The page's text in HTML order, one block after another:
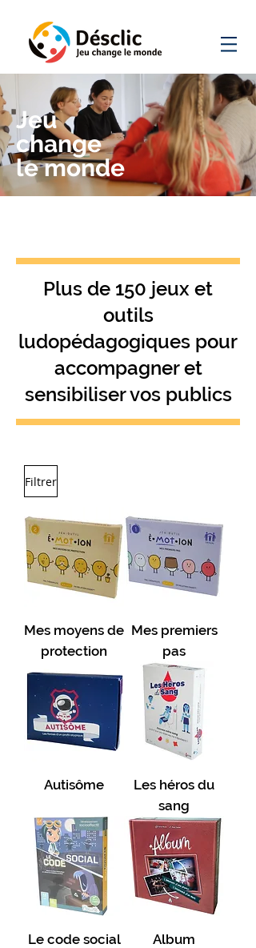
Jeu
change
le monde
Plus de 150 jeux et
outils
ludopédagogiques pour
accompagner et
sensibiliser vos publics
Filtrer
Mes moyens de
protection
Mes premiers
pas
Autisôme
Les héros du
sang
Le code social Album